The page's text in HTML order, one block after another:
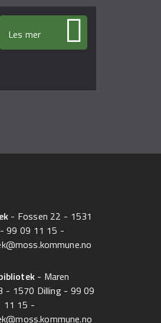
Les mer
- Fossen 22 - 1531
-99 09 11 15 -
- Maren
- 1570 Dilling - 99 09
11 15 -